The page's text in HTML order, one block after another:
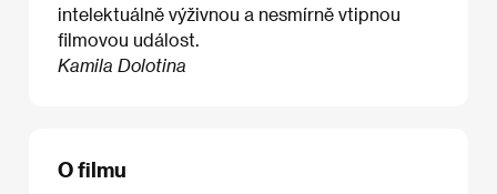
intelektuálně výživnou a nesmírně vtipnou
filmovou událost.
Kamila Dolotina
O filmu